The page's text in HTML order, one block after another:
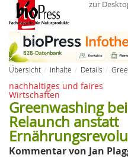
zur
Übersicht Inhalte Details
nachhaltiges und faires
Wirtschaften
Greenwashing
Relaunch anstatt
Kommentar von Jan